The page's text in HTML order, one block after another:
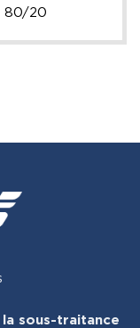
80/20
la sous-traitance